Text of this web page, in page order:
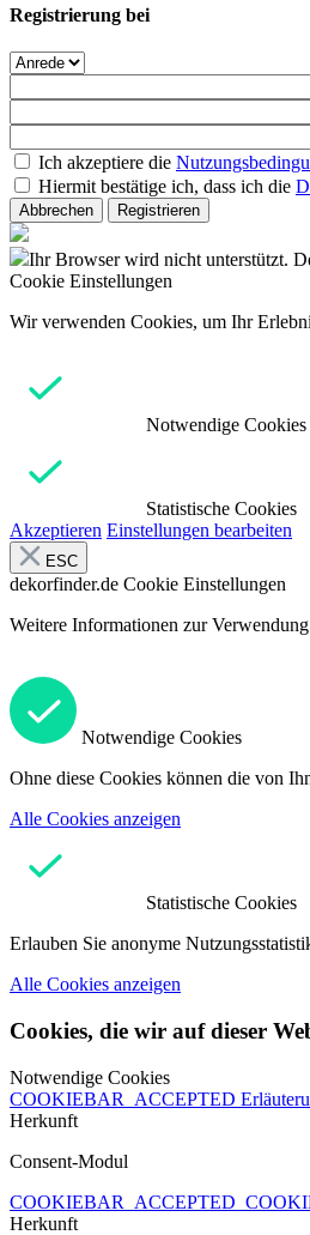
Registrierung bei
Ich akzeptiere die
Hiermit bestätige ich, dass ich die
Abbrechen Registrieren
Ihr Browser wird nicht unterstützt.
Cookie Einstellungen
Wir verwenden Cookies, um Ihr
Notwendige Cookies
Statistische Cookies
Akzeptieren Einstellungen bearbeiten
ESC
dekorfinder.de Cookie Einstellungen
Weitere Informationen zur
Notwendige Cookies
Ohne diese Cookies können die von
Alle Cookies anzeigen
Statistische Cookies
Erlauben Sie anonyme
Alle Cookies anzeigen
Cookies, die wir auf dieser
Notwendige Cookies
COOKIEBAR_ACCEPTED
Herkunft
Consent-Modul
Herkunft